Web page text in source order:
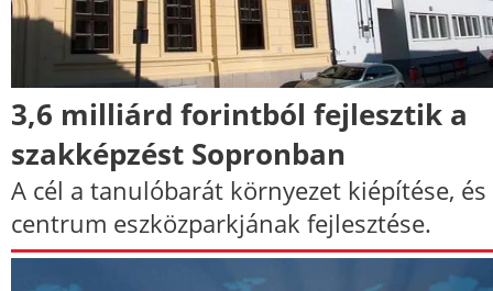
3,6 milliárd forintból fejlesztik a
szakképzést Sopronban
A cél a tanulóbarát környezet kiépítése, és
centrum eszközparkjának fejlesztése.